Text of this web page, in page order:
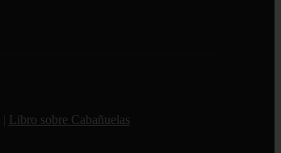
Libro sobre Cabañuelas